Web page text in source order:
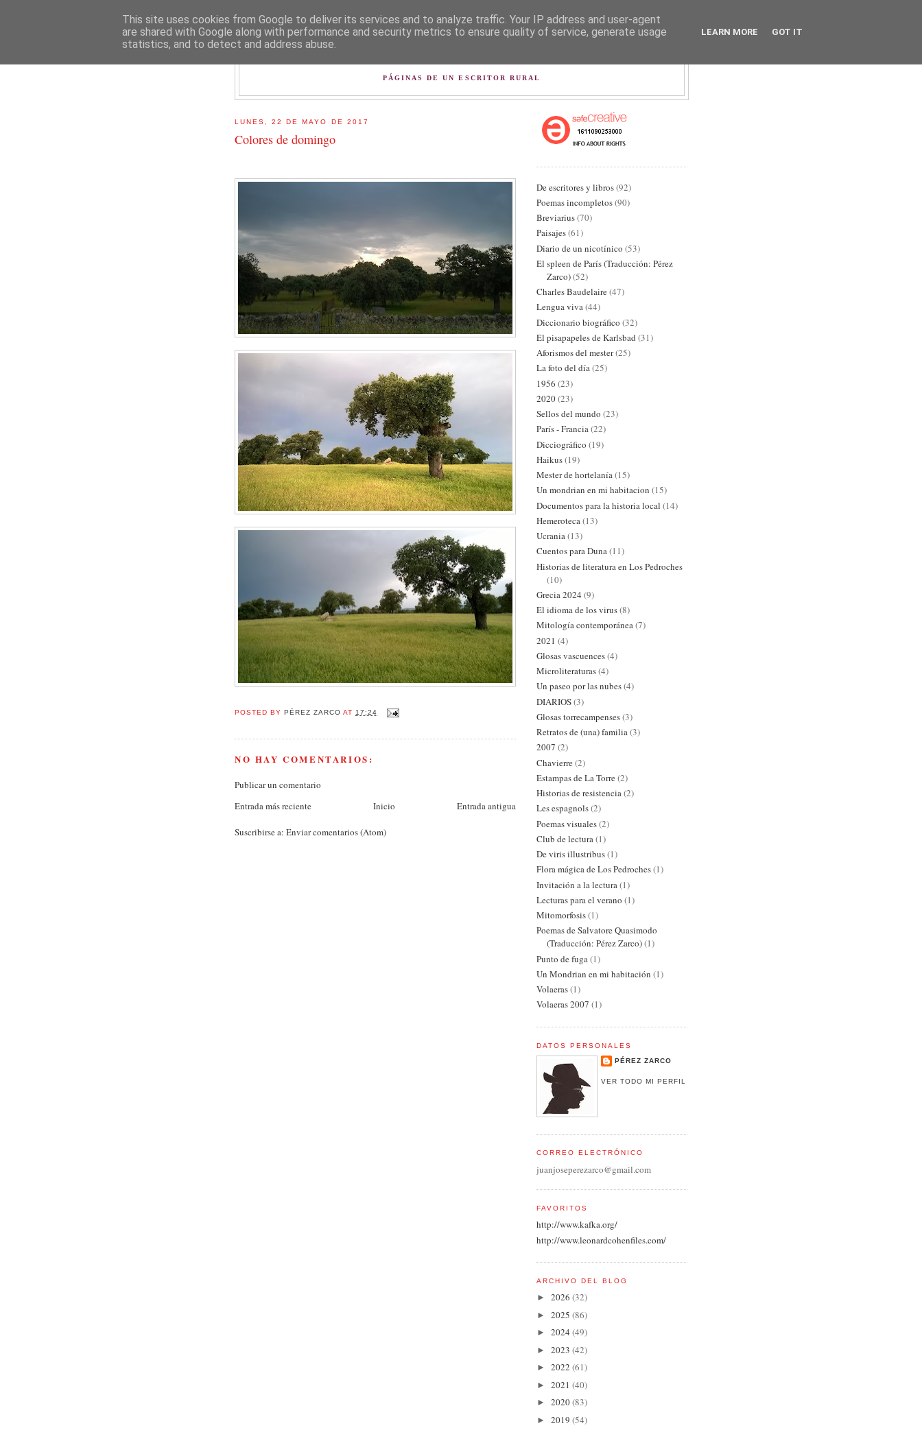
PÁGINAS DE UN ESCRITOR RURAL
LUNES, 22 DE MAYO DE 2017
Colores de domingo
POSTED BYPÉREZ ZARCO AT 17:24
NO HAY COMENTARIOS:
Publicar un comentario
Entrada más reciente
Entrada antigua
Inicio
Suscribirse a: Enviar comentarios (Atom)
De escritores y libros(92)
Poemas incompletos(90)
Breviarius(70)
Paisajes(61)
Diario de un nicotínico (53)
El spleen de París (Traducción: Pérez
Zarco)(52)
Charles Baudelaire(47)
Lengua viva(44)
Diccionario biográfico (32)
El pisapapeles de Karlsbad (31)
Aforismos del mester(25)
La foto del día(25)
1956 (23)
2020(23)
Sellos del mundo (23)
París - Francia(22)
Dicciográfico (19)
Haikus(19)
Mester de hortelanía(15)
Un mondrian en mi habitacion (15)
Documentos para la historia local (14)
Hemeroteca(13)
Ucrania(13)
Cuentos para Duna(11)
Historias de literatura en Los Pedroches
(10)
Grecia 2024 (9)
El idioma de los virus(8)
Mitología contemporánea(7)
2021 (4)
Glosas vascuences(4)
Microliteraturas(4)
Un paseo por las nubes(4)
DIARIOS(3)
Glosas torrecampenses(3)
Retratos de (una) familia(3)
2007 (2)
Chavierre(2)
Estampas de La Torre(2)
Historias de resistencia(2)
Les espagnols(2)
Poemas visuales(2)
Club de lectura(1)
De viris illustribus(1)
Flora mágica de Los Pedroches(1)
Invitación a la lectura (1)
Lecturas para el verano (1)
Mitomorfosis(1)
Poemas de Salvatore Quasimodo
(Traducción: Pérez Zarco)(1)
Punto de fuga (1)
Un Mondrian en mi habitación (1)
Volaeras(1)
Volaeras 2007 (1)
DATOS PERSONALES
PÉREZ ZARCO
VER TODO MI PERFIL
CORREO ELECTRÓNICO
juanjoseperezarco@gmail.com
FAVORITOS
http://www.kafka.org/
http://www.leonardcohenfiles.com/
ARCHIVO DEL BLOG
► 2026 (32)
► 2025 (86)
► 2024 (49)
► 2023 (42)
► 2022 (61)
► 2021 (40)
► 2020(83)
► 2019 (54)
This site uses cookies from Google to deliver its services and to analyze traffic. Your IP address and user-agent
are shared with Google along with performance and security metrics to ensure quality of service, generate usage
statistics, and to detect and address abuse.
LEARN MORE GOT IT